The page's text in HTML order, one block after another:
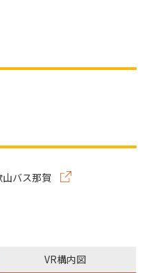
山バス那賀
VR構内図